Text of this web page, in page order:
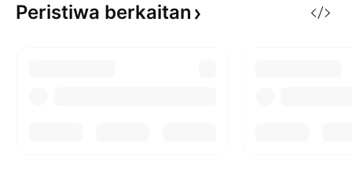
Peristiwa berkaitan